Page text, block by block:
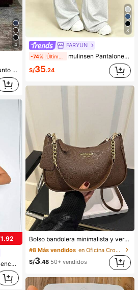
4
para yoga, gimnasio y elegante
Mujer
8
FARYUN
-74% mulinsen Pantalones deportivos para mujer - Pantalones largos casuales multifuncionales, pantalones cómodos y suaves de estilo minimalista para exteriores y hogar
S/35.24
Bolso bandolera minimalista y versátil de unicolor con letra para mujeres, elegante bolso de cadena para el hombro, adecuado para compras, billetera, compras, mujeres jóvenes, estudiantes universitarios, recién casados, oficinistas. Ideal para oficina, escuela, trabajo, negocios, viajes, actividades al aire libre y otras ocasiones.
#8 Más vendidos
en Oficina Crossbody de mujer
S/3.48 50+ vendidos